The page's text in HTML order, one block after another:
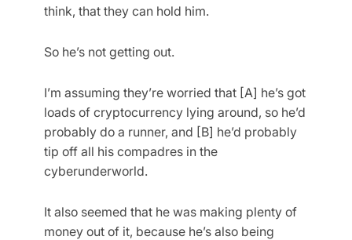
think, that they can hold him.
So he’s not getting out.
I’m assuming they’re worried that [A] he’s got
loads of cryptocurrency lying around, so he’d
probably do a runner, and [B] he’d probably
tip off all his compadres in the
cyberunderworld.
It also seemed that he was making plenty of
money out of it, because he’s also being